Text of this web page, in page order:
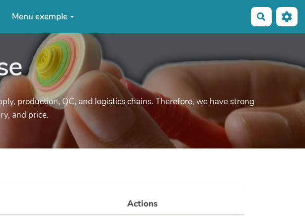
Menu exemple
production, QC, and logistics chains. Therefore, we have strong
and price.
Actions